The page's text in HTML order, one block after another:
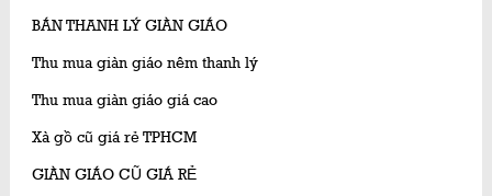
BÁN THANH LÝ GIÀN GIÁO
Thu mua giàn giáo nêm thanh lý
Thu mua giàn giáo giá cao
Xà gồ cũ giá rẻ TPHCM
GIÀN GIÁO CŨ GIÁ RẺ